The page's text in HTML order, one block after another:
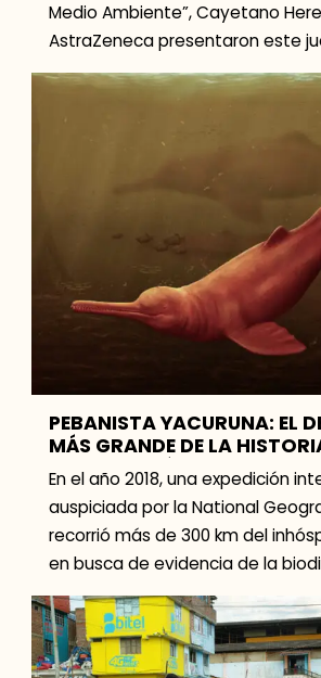
Medio Ambiente”, Cayetano
AstraZeneca presentaron este
marzo los proyectos […]
PEBANISTA YACURUNA: EL
MÁS GRANDE DE LA
LA AMAZONÍA PERUANA
MILLONES DE AÑOS
En el año 2018, una expedición
auspiciada por la National
recorrió más de 300 km del
en busca de evidencia de la
[…]